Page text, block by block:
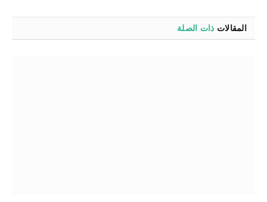
المقالات ذات الصلة